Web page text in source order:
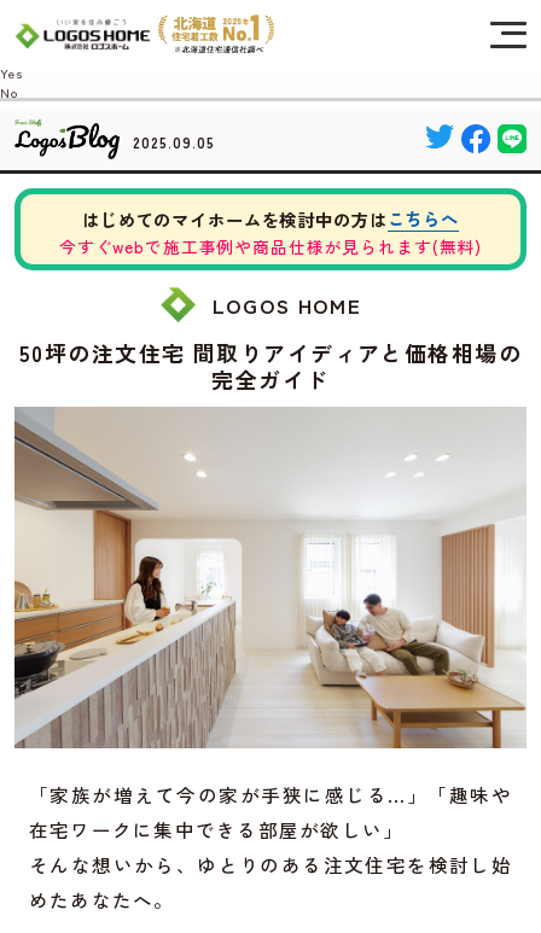
2025.09.05
はじめてのマイホームを検討中の方はこちらへ
今すぐwebで施工事例や商品仕様が見られます(無料)
LOGOS HOME
50坪の注文住宅 間取りアイディアと価格相場の
完全ガイド
「家族が増えて今の家が手狭に感じる…」「趣味や
在宅ワークに集中できる部屋が欲しい」
そんな想いから、ゆとりのある注文住宅を検討し始
めたあなたへ。
Cookie を使用して、お客様の活動を追跡してもよろしいですか? 当社ではお客様の
プライバシーを極めて重視しています。詳細について、およびご質問がある場合
は、当社のプライバシーポリシーをご覧ください。
Yes
No